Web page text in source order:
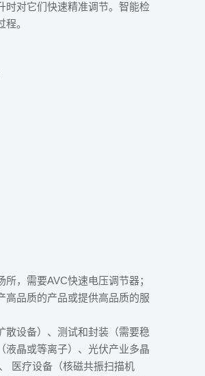
时对它们快速精准调节。智能检
。
，需要AVC快速电压调节器；
高品质的产品或提供高品质的服
散设备）、测试和封装（需要稳
液晶或等离子）、光伏产业多晶
医疗设备（核磁共振扫描机